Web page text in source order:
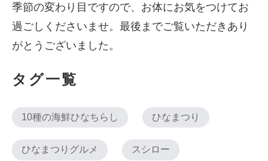
季節の変わり目ですので、お体にお気をつけてお
過ごしくださいませ。最後までご覧いただきあり
がとうございました。
タグ一覧
10種の海鮮ひなちらし ひなまつり
ひなまつりグルメ スシロー